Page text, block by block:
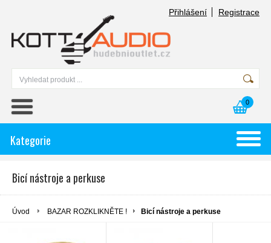
Přihlášení Registrace
0
Kategorie
Bicí nástroje a perkuse
Úvod BAZAR ROZKLIKNĚTE ! Bicí nástroje a perkuse